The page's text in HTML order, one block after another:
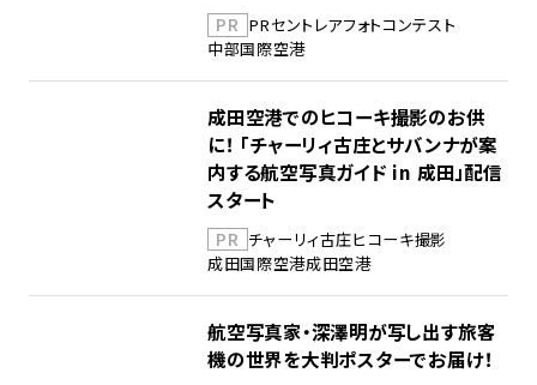
PR PRセントレアフォトコンテスト
中部国際空港
成田空港でのヒコーキ撮影のお供
に！ 「チャーリィ古庄とサバンナが案
内する航空写真ガイド in 成田」配信
スタート
PR チャーリィ古庄ヒコーキ撮影
成田国際空港成田空港
航空写真家・深澤明が写し出す旅客
機の世界を大判ポスターでお届け！